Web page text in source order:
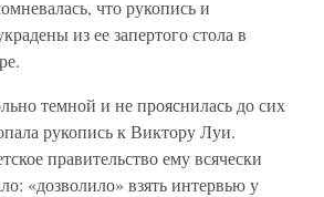
что рукопись и
из ее запертого стола в
темной и не прояснилась до сих
рукопись к Виктору Луи.
правительство ему всячески
«дозволило» взять интервью у